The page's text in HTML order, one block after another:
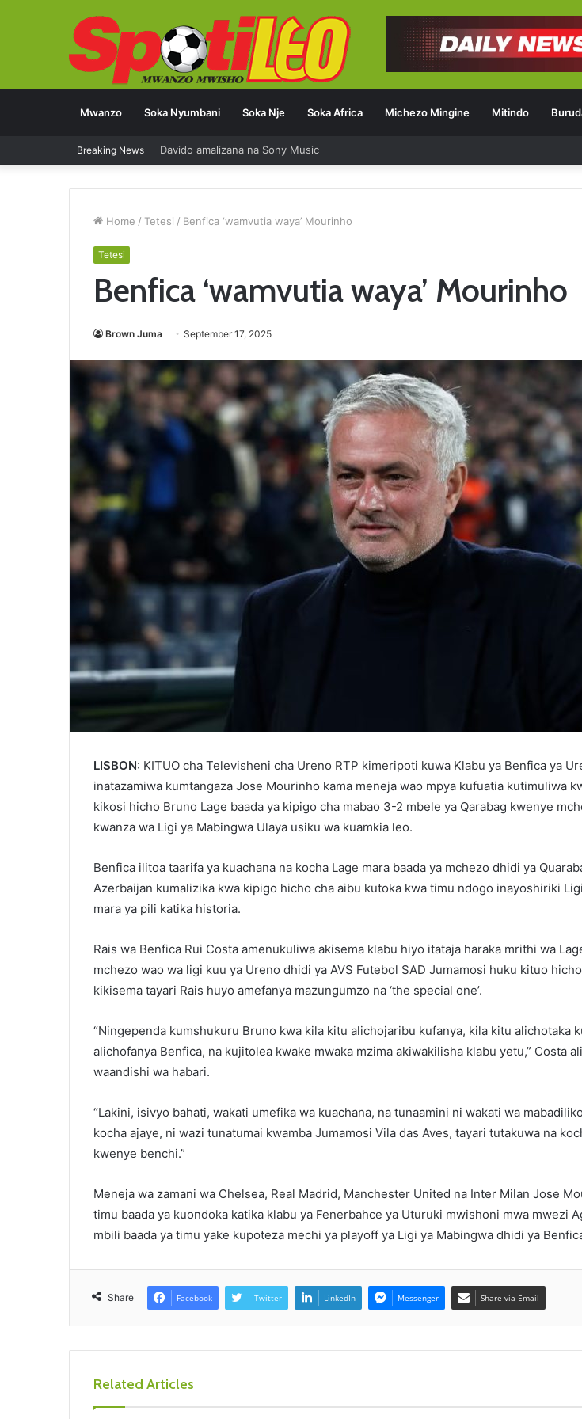
Mwanzo Soka Nyumbani Soka Nje Soka Africa Michezo Mingine Mitindo
Breaking News Davido amalizana na Sony Music
Home / Tetesi / Benfica ‘wamvutia waya’ Mourinho
Tetesi
Benfica ‘wamvutia waya’ Mourinho
Brown Juma September 17, 2025
LISBON: KITUO cha Televisheni cha Ureno RTP kimeripoti kuwa Klabu ya Benfica ya
inatazamiwa kumtangaza Jose Mourinho kama meneja wao mpya kufuatia kutimuliwa
kikosi hicho Bruno Lage baada ya kipigo cha mabao 3-2 mbele ya Qarabag kwenye
kwanza wa Ligi ya Mabingwa Ulaya usiku wa kuamkia leo.
Benfica ilitoa taarifa ya kuachana na kocha Lage mara baada ya mchezo dhidi ya
Azerbaijan kumalizika kwa kipigo hicho cha aibu kutoka kwa timu ndogo inayoshiriki
mara ya pili katika historia.
Rais wa Benfica Rui Costa amenukuliwa akisema klabu hiyo itataja haraka mrithi wa
mchezo wao wa ligi kuu ya Ureno dhidi ya AVS Futebol SAD Jumamosi huku kituo
kikisema tayari Rais huyo amefanya mazungumzo na ‘the special one’.
“Ningependa kumshukuru Bruno kwa kila kitu alichojaribu kufanya, kila kitu alichotaka
alichofanya Benfica, na kujitolea kwake mwaka mzima akiwakilisha klabu yetu,” Costa
waandishi wa habari.
“Lakini, isivyo bahati, wakati umefika wa kuachana, na tunaamini ni wakati wa
kocha ajaye, ni wazi tunatumai kwamba Jumamosi Vila das Aves, tayari tutakuwa na
kwenye benchi.”
Meneja wa zamani wa Chelsea, Real Madrid, Manchester United na Inter Milan Jose
timu baada ya kuondoka katika klabu ya Fenerbahce ya Uturuki mwishoni mwa mwezi
mbili baada ya timu yake kupoteza mechi ya playoff ya Ligi ya Mabingwa dhidi ya
Share Facebook Twitter LinkedIn Messenger Share via Email
Related Articles